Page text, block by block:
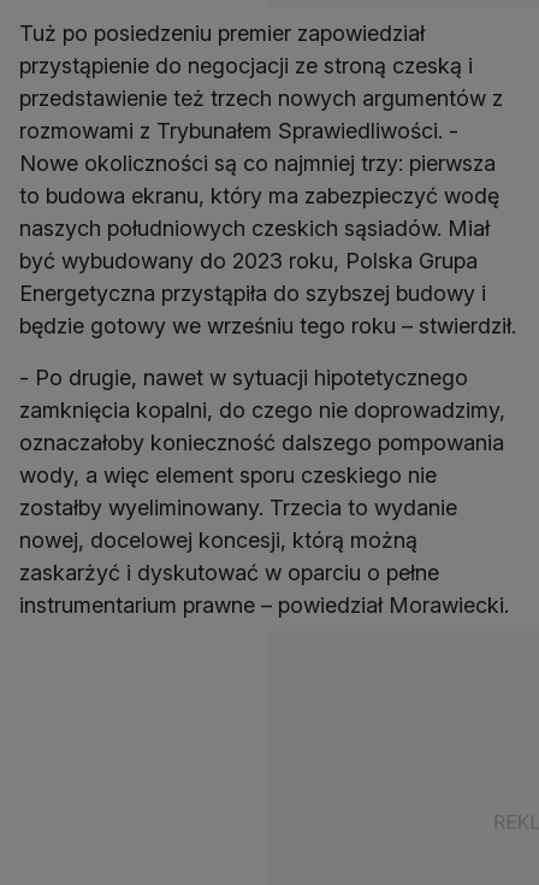
Tuż po posiedzeniu premier zapowiedział
przystąpienie do negocjacji ze stroną czeską i
przedstawienie też trzech nowych argumentów z
rozmowami z Trybunałem Sprawiedliwości. -
Nowe okoliczności są co najmniej trzy: pierwsza
to budowa ekranu, który ma zabezpieczyć wodę
naszych południowych czeskich sąsiadów. Miał
być wybudowany do 2023 roku, Polska Grupa
Energetyczna przystąpiła do szybszej budowy i
będzie gotowy we wrześniu tego roku – stwierdził.
- Po drugie, nawet w sytuacji hipotetycznego
zamknięcia kopalni, do czego nie doprowadzimy,
oznaczałoby konieczność dalszego pompowania
wody, a więc element sporu czeskiego nie
zostałby wyeliminowany. Trzecia to wydanie
nowej, docelowej koncesji, którą możną
zaskarżyć i dyskutować w oparciu o pełne
instrumentarium prawne – powiedział Morawiecki.